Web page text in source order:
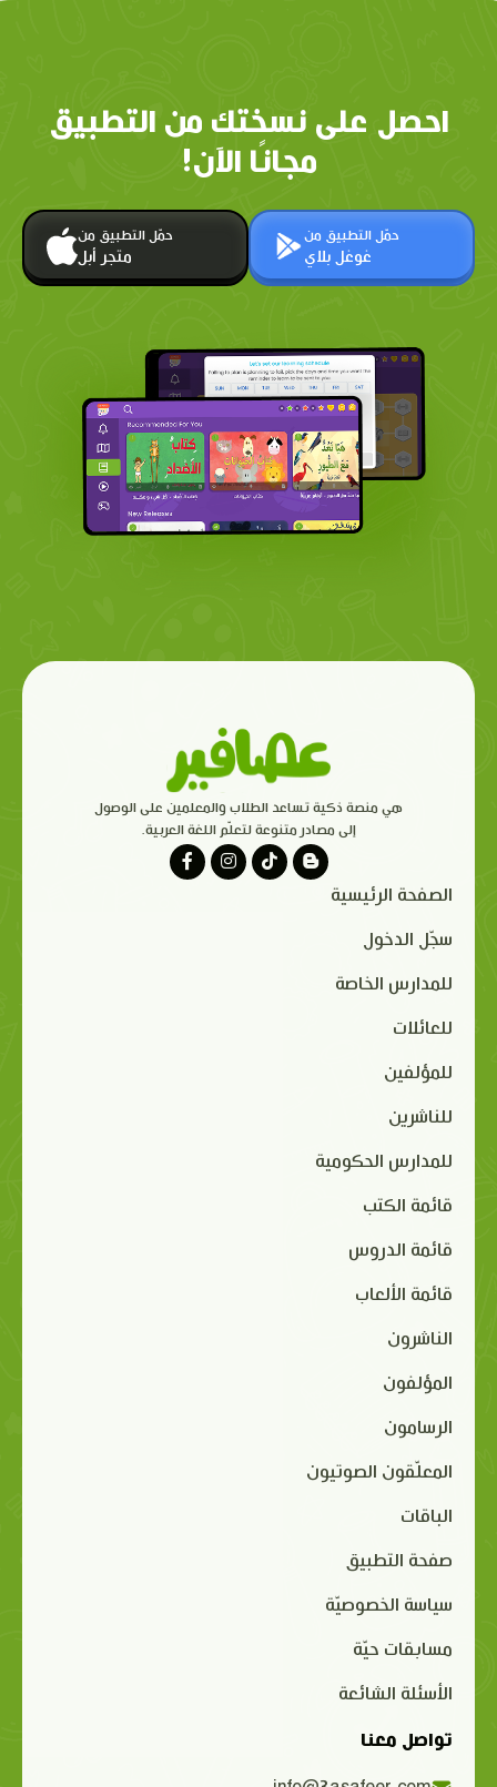
احصل على نسختك من التطبيق
مجانًا الآن!
حمّل التطبيق من
متجر أبل
حمّل التطبيق من
غوغل بلاي
هي منصة ذكية تساعد الطلاب والمعلمين على الوصول
إلى مصادر متنوعة لتعلّم اللغة العربية.
الصفحة الرئيسية
سجّل الدخول
للمدارس الخاصة
للعائلات
للمؤلفين
للناشرين
للمدارس الحكومية
قائمة الكتب
قائمة الدروس
قائمة الألعاب
الناشرون
المؤلفون
الرسامون
المعلّقون الصوتيون
الباقات
صفحة التطبيق
سياسة الخصوصيّة
مسابقات حيّة
الأسئلة الشائعة
تواصل معنا